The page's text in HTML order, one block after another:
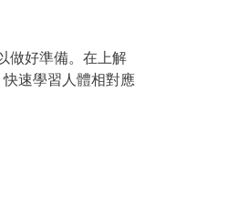
做好準備。在上解
速學習人體相對應